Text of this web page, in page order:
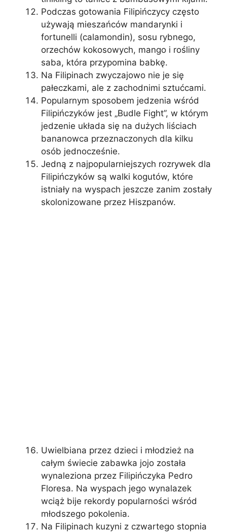
Podczas gotowania Filipińczycy często
używają mieszańców mandarynki i
fortunelli (calamondin), sosu rybnego,
orzechów kokosowych, mango i rośliny
saba, która przypomina babkę.
Na Filipinach zwyczajowo nie je się
pałeczkami, ale z zachodnimi sztućcami.
Popularnym sposobem jedzenia wśród
Filipińczyków jest „Budle Fight”, w którym
jedzenie układa się na dużych liściach
bananowca przeznaczonych dla kilku
osób jednocześnie.
Jedną z najpopularniejszych rozrywek dla
Filipińczyków są walki kogutów, które
istniały na wyspach jeszcze zanim zostały
skolonizowane przez Hiszpanów.
Uwielbiana przez dzieci i młodzież na
całym świecie zabawka jojo została
wynaleziona przez Filipińczyka Pedro
Floresa. Na wyspach jego wynalazek
wciąż bije rekordy popularności wśród
młodszego pokolenia.
Na Filipinach kuzyni z czwartego stopnia